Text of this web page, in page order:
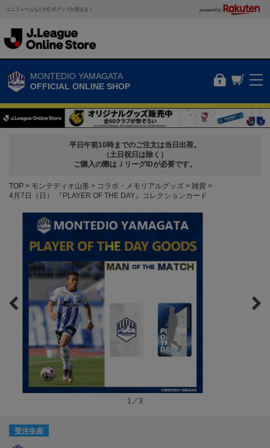
ユニフォームなどの公式グッズが買える！ powered by
MONTEDIO YAMAGATA
OFFICIAL ONLINE SHOP
平日午前10時までのご注文は当日出荷。
（土日祝日は除く）
ご購入の際はＪリーグIDが必要です。
TOP モンテディオ山形 コラボ・メモリアルグッズ
雑貨
4月7日（日） 『PLAYER OF THE DAY』コレクションカード
1／3
受注生産